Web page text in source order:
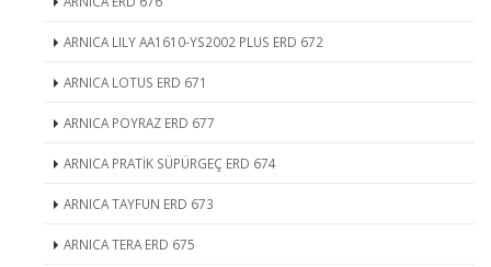
ARNICA LILY AA1610-YS2002 PLUS ERD 672
ARNICA LOTUS ERD 671
ARNICA POYRAZ ERD 677
ARNICA PRATİK SÜPÜRGEÇ ERD 674
ARNICA TAYFUN ERD 673
ARNICA TERA ERD 675